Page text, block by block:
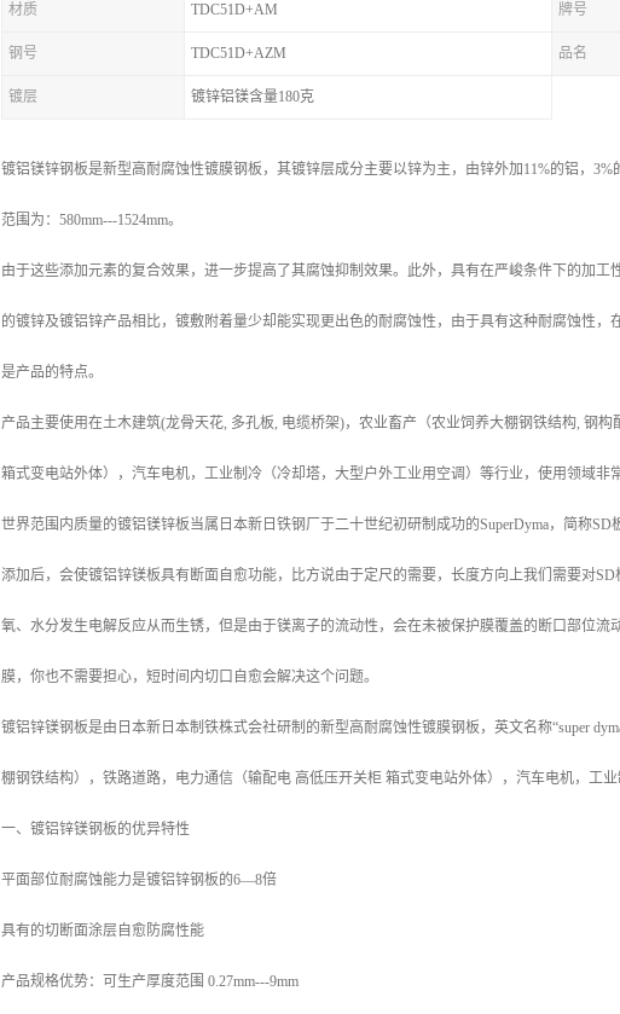
材质 TDC51D+AM 牌号
钢号 TDC51D+AZM 品名
镀层 镀锌铝镁含量180克
镀铝镁锌钢板是新型高耐腐蚀性镀膜钢板，其镀锌层成分主要以锌为主，由锌外加11%的铝，
范围为：580mm---1524mm。
由于这些添加元素的复合效果，进一步提高了其腐蚀抑制效果。此外，具有在严峻条件下的加
的镀锌及镀铝锌产品相比，镀敷附着量少却能实现更出色的耐腐蚀性，由于具有这种耐腐蚀性
是产品的特点。
产品主要使用在土木建筑(龙骨天花, 多孔板, 电缆桥架)，农业畜产（农业饲养大棚钢铁结构, 钢
箱式变电站外体），汽车电机，工业制冷（冷却塔，大型户外工业用空调）等行业，使用领域非
世界范围内质量的镀铝镁锌板当属日本新日铁钢厂于二十世纪初研制成功的SuperDyma，简称
添加后，会使镀铝锌镁板具有断面自愈功能，比方说由于定尺的需要，长度方向上我们需要对
氧、水分发生电解反应从而生锈，但是由于镁离子的流动性，会在未被保护膜覆盖的断口部位
膜，你也不需要担心，短时间内切口自愈会解决这个问题。
镀铝锌镁钢板是由日本新日本制铁株式会社研制的新型高耐腐蚀性镀膜钢板，英文名称“super
棚钢铁结构），铁路道路，电力通信（输配电 高低压开关柜 箱式变电站外体），汽车电机，工
一、镀铝锌镁钢板的优异特性
平面部位耐腐蚀能力是镀铝锌钢板的6—8倍
具有的切断面涂层自愈防腐性能
产品规格优势：可生产厚度范围 0.27mm---9mm